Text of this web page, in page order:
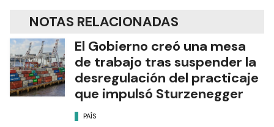
NOTAS RELACIONADAS
El Gobierno creó una mesa
de trabajo tras suspender la
desregulación del practicaje
que impulsó Sturzenegger
PAÍS